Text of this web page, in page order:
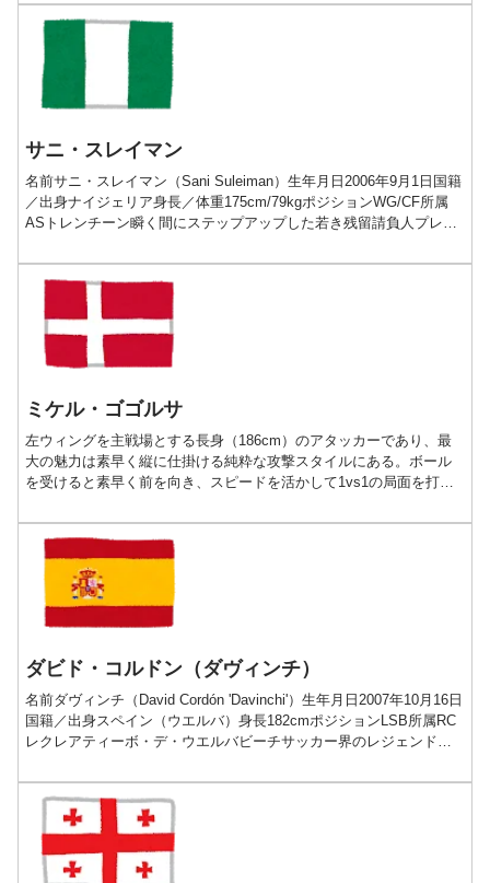
サニ・スレイマン
名前サニ・スレイマン（Sani Suleiman）生年月日2006年9月1日国籍
／出身ナイジェリア身長／体重175cm/79kgポジションWG/CF所属
ASトレンチーン瞬く間にステップアップした若き残留請負人プレー
ミケル・ゴゴルサ
左ウィングを主戦場とする長身（186cm）のアタッカーであり、最
大の魅力は素早く縦に仕掛ける純粋な攻撃スタイルにある。ボール
を受けると素早く前を向き、スピードを活かして1vs1の局面を打開
に優れている。
ダビド・コルドン（ダヴィンチ）
名前ダヴィンチ（David Cordón 'Davinchi'）生年月日2007年10月16日
国籍／出身スペイン（ウエルバ）身長182cmポジションLSB所属RC
レクレアティーボ・デ・ウエルバビーチサッカー界のレジェンドを